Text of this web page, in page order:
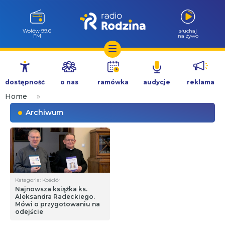
Przejdź
treści
Wołów 99.6
FM
słuchaj
na żywo
dostępność o nas ramówka audycje reklama
Home
»
Archiwum
Kategoria: Kościół
Najnowsza książka ks.
Aleksandra Radeckiego.
Mówi o przygotowaniu na
odejście